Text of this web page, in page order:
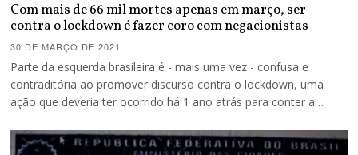
Com mais de 66 mil mortes apenas em março, ser
contra o lockdown é fazer coro com negacionistas
30 DE MARÇO DE 2021
Parte da esquerda brasileira é - mais uma vez - confusa e
contraditória ao promover discurso contra o lockdown, uma
ação que deveria ter ocorrido há 1 ano atrás para conter a…